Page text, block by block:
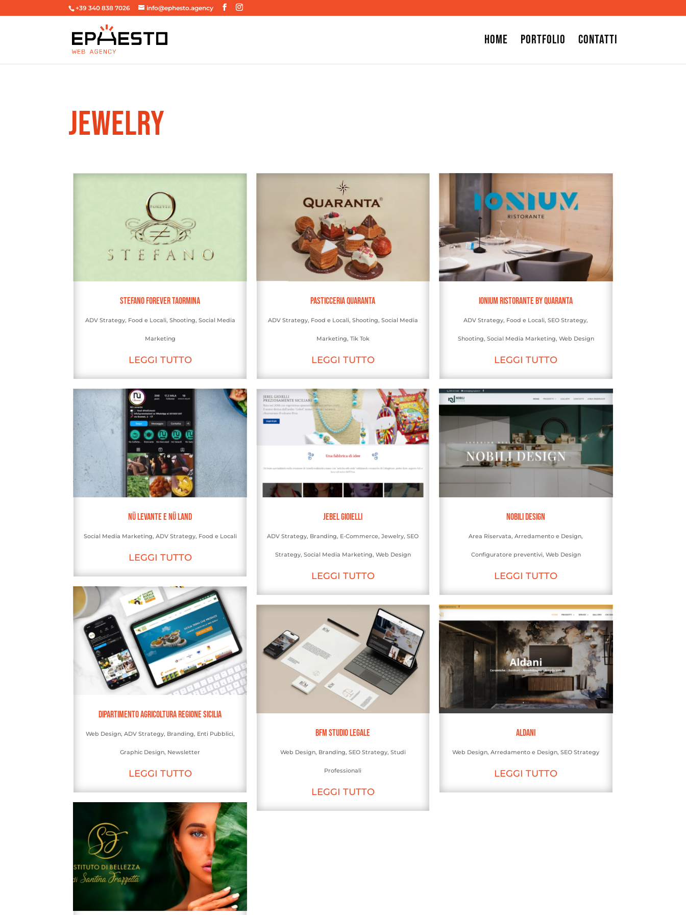
+39 340 838 7026 info@ephesto.agency
Home Portfolio Contatti
JEWELRY
Stefano Forever Taormina
ADV Strategy, Food e Locali, Shooting, Social Media
Marketing
LEGGI TUTTO
Nü Levante e Nü Land
Social Media Marketing, ADV Strategy, Food e Locali
LEGGI TUTTO
Dipartimento Agricoltura Regione Sicilia
Web Design, ADV Strategy, Branding, Enti Pubblici,
Graphic Design, Newsletter
LEGGI TUTTO
Pasticceria Quaranta
ADV Strategy, Food e Locali, Shooting, Social Media
Marketing, Tik Tok
LEGGI TUTTO
Jebel Gioielli
ADV Strategy, Branding, E-Commerce,Jewelry,SEO
Strategy, Social Media Marketing, Web Design
LEGGI TUTTO
BFM Studio Legale
Web Design, Branding, SEO Strategy, Studi
Professionali
LEGGI TUTTO
Ionium Ristorante by Quaranta
ADV Strategy, Food e Locali,SEO Strategy,
Shooting, Social Media Marketing, Web Design
LEGGI TUTTO
Nobili Design
Area Riservata,Arredamento e Design,
Configuratore preventivi, Web Design
LEGGI TUTTO
Aldani
Web Design,Arredamento e Design,SEO Strategy
LEGGI TUTTO